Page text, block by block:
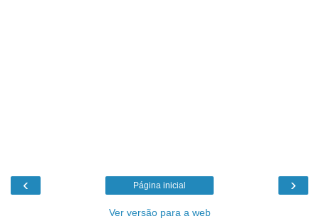
‹ ›
Página inicial
Ver versão para a web